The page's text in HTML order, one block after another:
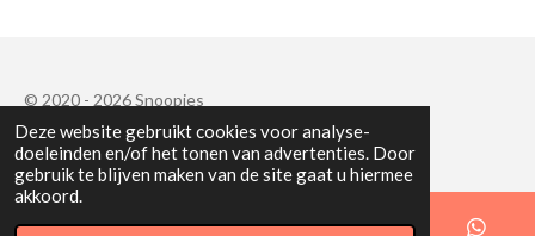
Deze website gebruikt cookies voor analyse-
doeleinden en/of het tonen van advertenties. Door
gebruik te blijven maken van de site gaat u hiermee
akkoord.
© 2020 - 2026 Snoopies
Powered byJouwWeb